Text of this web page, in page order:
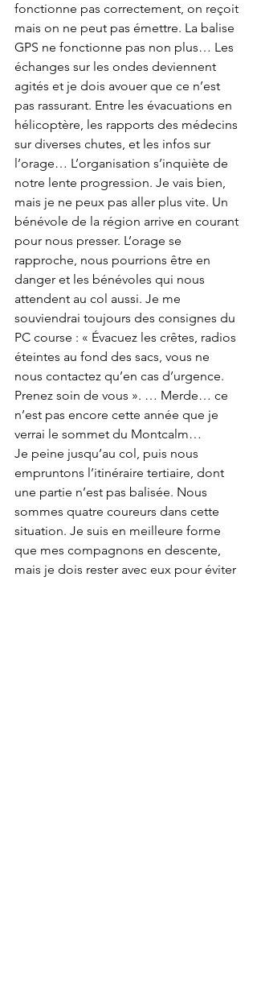
fonctionne pas correctement, on reçoit
mais on ne peut pas émettre. La balise
GPS ne fonctionne pas non plus… Les
échanges sur les ondes deviennent
agités et je dois avouer que ce n’est
pas rassurant. Entre les évacuations en
hélicoptère, les rapports des médecins
sur diverses chutes, et les infos sur
l’orage… L’organisation s’inquiète de
notre lente progression. Je vais bien,
mais je ne peux pas aller plus vite. Un
bénévole de la région arrive en courant
pour nous presser. L’orage se
rapproche, nous pourrions être en
danger et les bénévoles qui nous
attendent au col aussi. Je me
souviendrai toujours des consignes du
PC course : « Évacuez les crêtes, radios
éteintes au fond des sacs, vous ne
nous contactez qu’en cas d’urgence.
Prenez soin de vous ». … Merde… ce
n’est pas encore cette année que je
verrai le sommet du Montcalm…
Je peine jusqu’au col, puis nous
empruntons l’itinéraire tertiaire, dont
une partie n’est pas balisée. Nous
sommes quatre coureurs dans cette
situation. Je suis en meilleure forme
que mes compagnons en descente,
mais je dois rester avec eux pour éviter